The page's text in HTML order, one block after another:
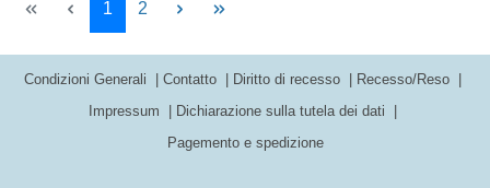
Page
1 Page
2
Condizioni Generali Contatto Diritto di recesso
Recesso/Reso
Impressum
Dichiarazione sulla tutela dei dati
Pagemento e spedizione